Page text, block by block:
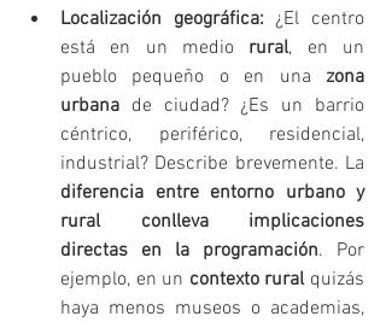
Localización geográfica: ¿El centro
está en un medio rural, en un
pueblo pequeño o en una zona
urbana de ciudad? ¿Es un barrio
céntrico, periférico, residencial,
diferencia entre entorno urbano y
rural conlleva implicaciones
directas en la programación. Por
ejemplo, en un contexto rural quizás
haya menos museos o academias,